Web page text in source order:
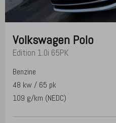
Volkswagen Polo
Edition 1.0i 65PK
Benzine
48 kw / 65 pk
109 g/km (NEDC)